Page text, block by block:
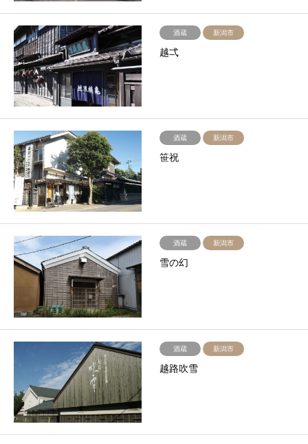
酒蔵 新潟市
越弌
酒蔵 新潟市
笹祝
酒蔵 新潟市
雪の幻
酒蔵 新潟市
越路吹雪